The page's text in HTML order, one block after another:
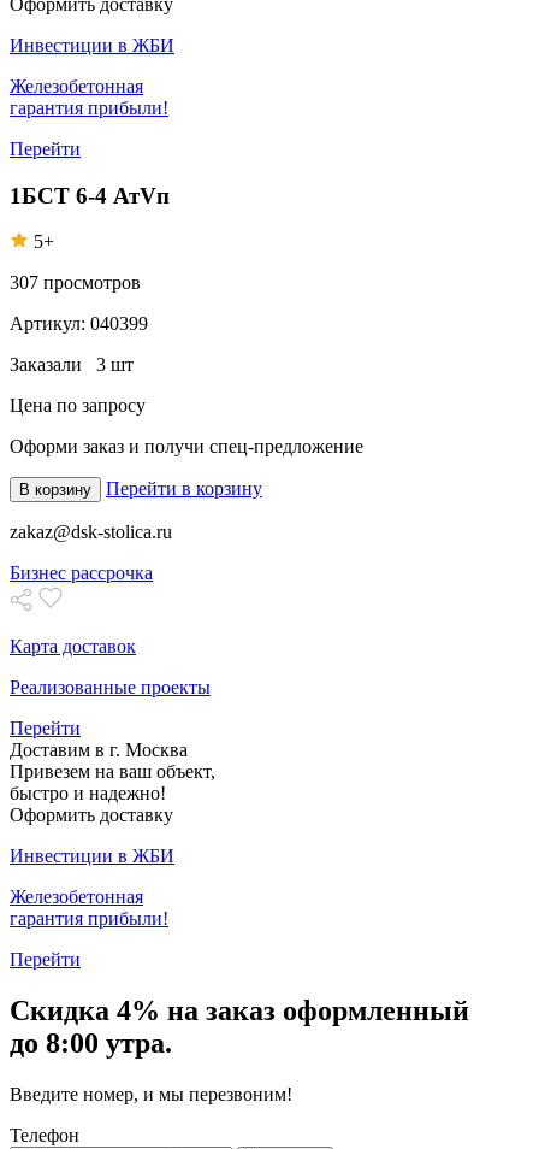
Инвестиции в ЖБИ
Железобетонная
гарантия прибыли!
Перейти
1БСТ 6-4 АтVп
5+
307 просмотров
Артикул: 040399
Заказали 3 шт
Цена по запросу
Оформи заказ и получи спец-предложение
В корзину Перейти в корзину
zakaz@dsk-stolica.ru
Бизнес рассрочка
Карта доставок
Реализованные проекты
Перейти
Доставим в г. Москва
Привезем на ваш объект,
быстро и надежно!
Оформить доставку
Инвестиции в ЖБИ
Железобетонная
гарантия прибыли!
Перейти
Скидка 4% на заказ оформленный
до 8:00 утра.
Введите номер, и мы перезвоним!
Телефон